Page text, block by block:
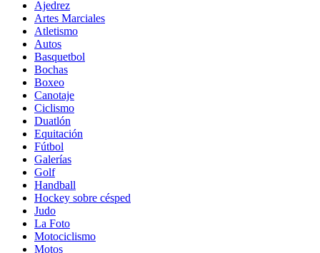
Ajedrez
Artes Marciales
Atletismo
Autos
Basquetbol
Bochas
Boxeo
Canotaje
Ciclismo
Duatlón
Equitación
Fútbol
Galerías
Golf
Handball
Hockey sobre césped
Judo
La Foto
Motociclismo
Motos